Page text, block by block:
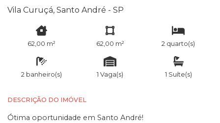
Vila Curuçá, Santo André - SP
62,00 m² 62,00 m² 2 quarto(s)
2 banheiro(s) 1 Vaga(s) 1 Suíte(s)
DESCRIÇÃO DO IMÓVEL
Ótima oportunidade em Santo André!